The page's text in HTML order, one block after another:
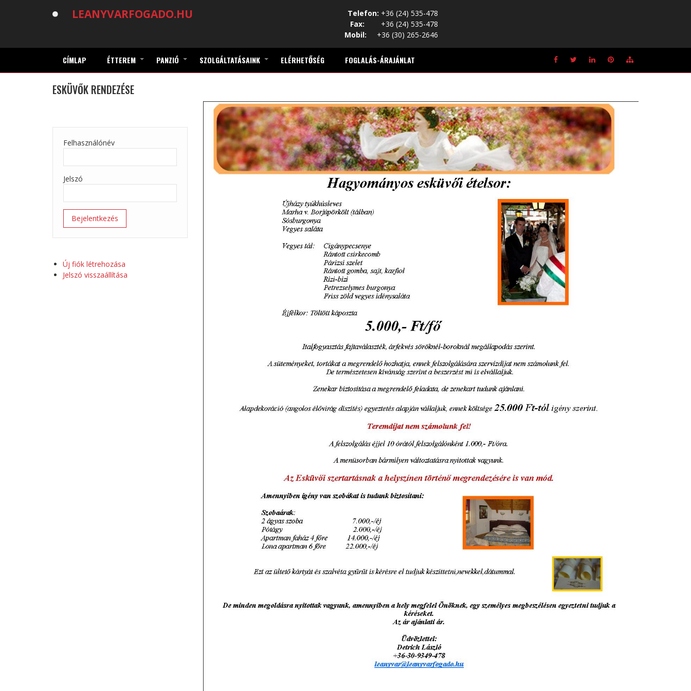
LEANYVARFOGADO.HU Telefon: +36 (24) 535-478
Fax: +36 (24) 535-478
Mobil: +36 (30) 265-2646
CÍMLAP +
ÉTTEREM +
PANZIÓ +
SZOLGÁLTATÁSAINK ELÉRHETŐSÉG FOGLALÁS-ÁRAJÁNLAT
ESKÜVŐK RENDEZÉSE
Felhasználónév
Jelszó
Új fiók létrehozása
Jelszó visszaállítása